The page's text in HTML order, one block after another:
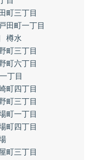
町三丁目
田町一丁目
樽水
町三丁目
町六丁目
丁目
町四丁目
町三丁目
町一丁目
町四丁目
町三丁目